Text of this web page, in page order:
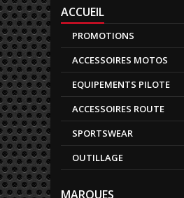
ACCUEIL
PROMOTIONS
ACCESSOIRES MOTOS
EQUIPEMENTS PILOTE
ACCESSOIRES ROUTE
SPORTSWEAR
OUTILLAGE
MARQUES